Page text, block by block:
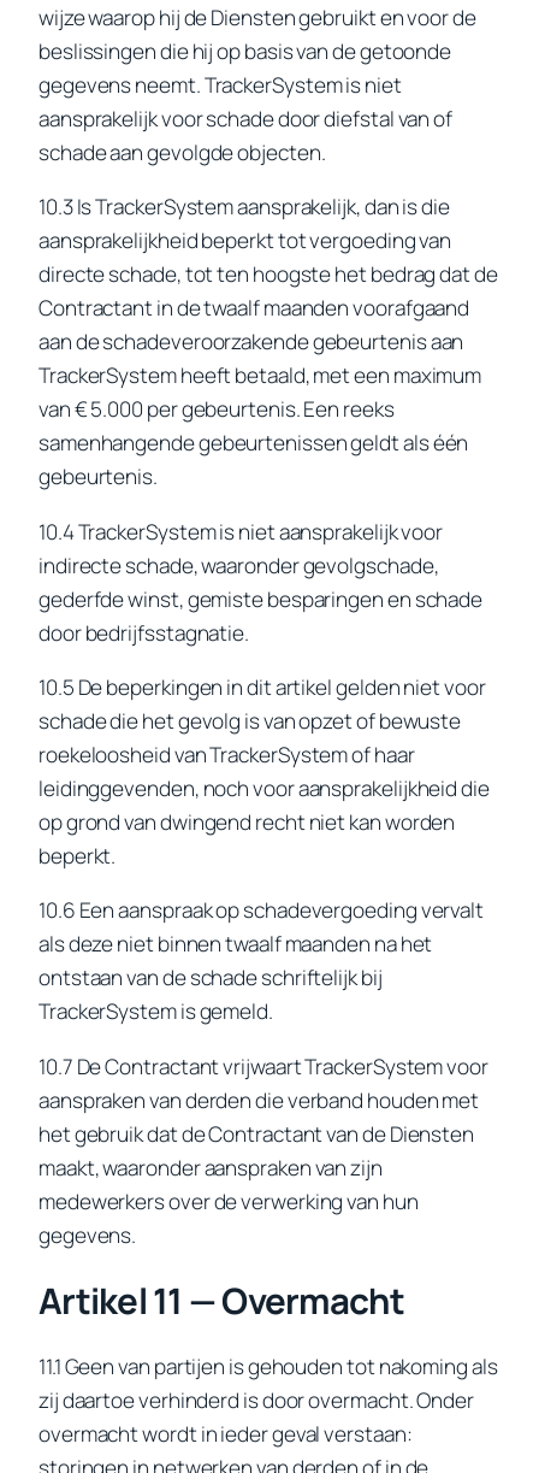
wijze waarop hij de Diensten gebruikt en voor de
beslissingen die hij op basis van de getoonde
gegevens neemt. TrackerSystem is niet
aansprakelijk voor schade door diefstal van of
schade aan gevolgde objecten.
10.3 Is TrackerSystem aansprakelijk, dan is die
aansprakelijkheid beperkt tot vergoeding van
directe schade, tot ten hoogste het bedrag dat de
Contractant in de twaalf maanden voorafgaand
aan de schadeveroorzakende gebeurtenis aan
TrackerSystem heeft betaald, met een maximum
van € 5.000 per gebeurtenis. Een reeks
samenhangende gebeurtenissen geldt als één
gebeurtenis.
10.4 TrackerSystem is niet aansprakelijk voor
indirecte schade, waaronder gevolgschade,
gederfde winst, gemiste besparingen en schade
door bedrijfsstagnatie.
10.5 De beperkingen in dit artikel gelden niet voor
schade die het gevolg is van opzet of bewuste
roekeloosheid van TrackerSystem of haar
leidinggevenden, noch voor aansprakelijkheid die
op grond van dwingend recht niet kan worden
beperkt.
10.6 Een aanspraak op schadevergoeding vervalt
als deze niet binnen twaalf maanden na het
ontstaan van de schade schriftelijk bij
TrackerSystem is gemeld.
10.7 De Contractant vrijwaart TrackerSystem voor
aanspraken van derden die verband houden met
het gebruik dat de Contractant van de Diensten
maakt, waaronder aanspraken van zijn
medewerkers over de verwerking van hun
gegevens.
Artikel 11 — Overmacht
11.1 Geen van partijen is gehouden tot nakoming als
zij daartoe verhinderd is door overmacht. Onder
overmacht wordt in ieder geval verstaan: